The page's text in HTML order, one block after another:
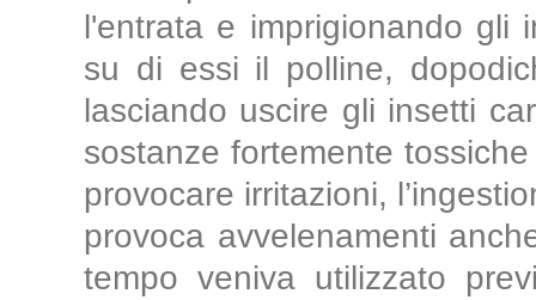
l'entrata e imprigionando gli
su di essi il polline,
lasciando uscire gli insetti
sostanze fortemente
provocare irritazioni,
provoca avvelenamenti
tempo veniva utilizzato